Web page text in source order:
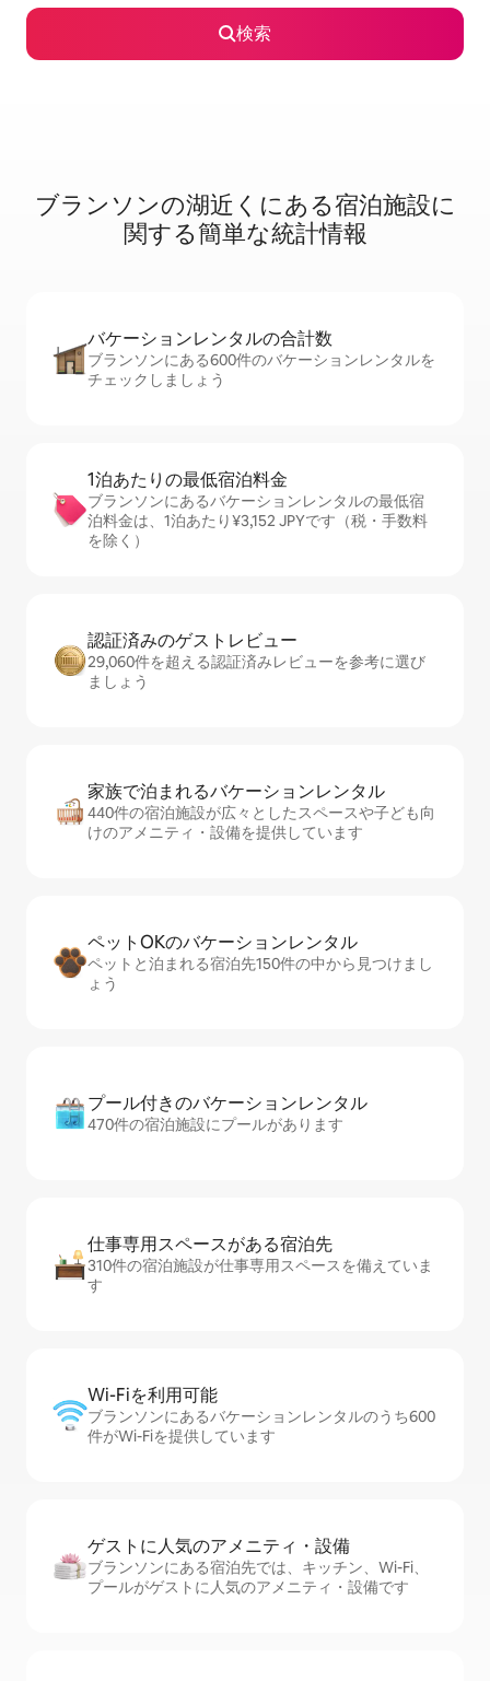
検索
ブランソンの湖⁠近⁠く⁠にあ⁠る宿⁠泊⁠施⁠設⁠に
関⁠す⁠る簡⁠単⁠な統⁠計⁠情⁠報
バケーションレ⁠ン⁠タ⁠ル⁠の合⁠計⁠数
ブランソンにある600件のバケーションレンタルを
チェックしましょう
1泊あたりの最⁠低⁠宿⁠泊⁠料⁠金
ブランソンにあるバケーションレンタルの最低宿
泊料金は、1泊あたり¥3,152 JPYです（税・手数料
を除く）
認証済みのゲ⁠ス⁠ト⁠レ⁠ビ⁠ュ⁠ー
29,060件を超える認証済みレビューを参考に選び
ましょう
家族で泊まれるバ⁠ケ⁠ー⁠シ⁠ョ⁠ンレ⁠ン⁠タ⁠ル
440件の宿泊施設が広々としたスペースや子ども向
けのアメニティ・設備を提供しています
ペットOKのバ⁠ケ⁠ー⁠シ⁠ョ⁠ンレ⁠ン⁠タ⁠ル
ペットと泊まれる宿泊先150件の中から見つけまし
ょう
プール付きのバ⁠ケ⁠ー⁠シ⁠ョ⁠ンレ⁠ン⁠タ⁠ル
470件の宿泊施設にプールがあります
仕事専用ス⁠ペ⁠ー⁠スがあ⁠る宿⁠泊⁠先
310件の宿泊施設が仕事専用スペースを備えていま
す
Wi-Fiを利⁠用⁠可⁠能
ブランソンにあるバケーションレンタルのうち600
件がWi-Fiを提供しています
ゲストに人⁠気⁠のア⁠メ⁠ニ⁠テ⁠ィ・設⁠備
ブランソンにある宿泊先では、キッチン、Wi-Fi、
プールがゲストに人気のアメニティ・設備です